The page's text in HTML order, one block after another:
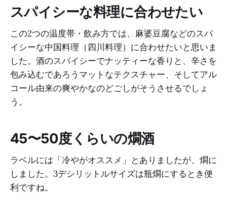
スパイシーな料理に合わせたい
この2つの温度帯・飲み方では、麻婆豆腐などのスパ
イシーな中国料理（四川料理）に合わせたいと思いま
した。酒のスパイシーでナッティーな香りと、辛さを
包み込むであろうマットなテクスチャー、そしてアル
コール由来の爽やかなのどごしがそうさせるでしょ
う。
45〜50度くらいの燗酒
ラベルには「冷やがオススメ」とありましたが、燗に
しました。3デシリットルサイズは瓶燗にするとき便
利ですね。